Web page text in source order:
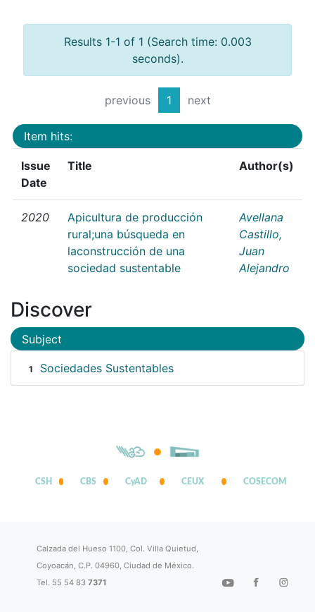
Results 1-1 of 1 (Search time: 0.003
seconds).
previous 1 next
Item hits:
Issue
Date
Title Author(s)
2020
Apicultura de producción
rural;una búsqueda en
laconstrucción de una
sociedad sustentable
Avellana
Castillo,
Juan
Alejandro
Discover
Subject
1 Sociedades Sustentables
CSH CBS CyAD CEUX COSECOM
Calzada del Hueso 1100, Col. Villa Quietud,
Coyoacán, C.P. 04960, Ciudad de México.
Tel. 55 54 837371